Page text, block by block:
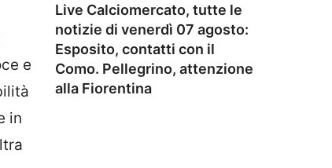
e
in
Live Calciomercato, tutte le
notizie di venerdì 07 agosto:
Esposito, contatti con il
Como. Pellegrino, attenzione
alla Fiorentina